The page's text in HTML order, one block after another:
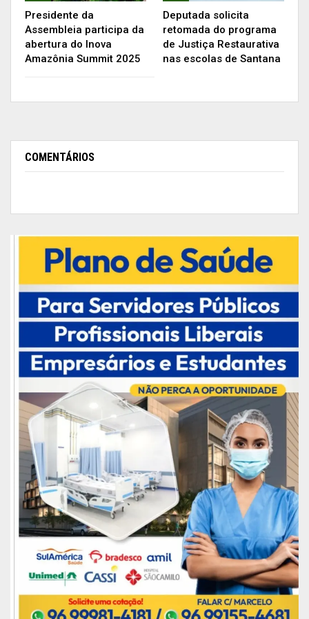
Presidente da
Assembleia participa da
abertura do Inova
Amazônia Summit 2025
Deputada solicita
retomada do programa
de Justiça Restaurativa
nas escolas de Santana
COMENTÁRIOS